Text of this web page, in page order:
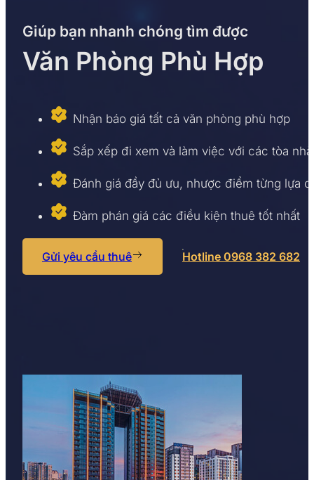
Giúp bạn nhanh chóng tìm được
Văn Phòng Phù Hợp
Nhận báo giá tất cả văn phòng phù hợp
Sắp xếp đi xem và làm việc với các tòa nhà
Đánh giá đầy đủ ưu, nhược điểm từng lựa
Đàm phán giá các điều kiện thuê tốt nhất
Gửi yêu cầu thuê Hotline 0968 382 682